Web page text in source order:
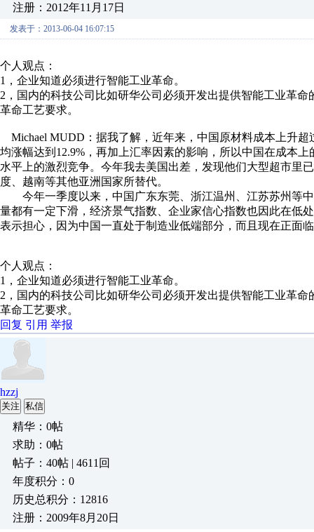
注册：2012年11月17日
发表于：2013-06-04 16:07:15
个人观点：
1，企业知道必须进行智能工业革命。
2，国内的科技公司比如研华公司必须开发出提供智能工业革
革命工艺要求。
Michael MUDD：据我了解，近年来，中国原材料成本上升超
均涨幅达到12.9%，再加上汇率因素的影响，所以中国在成本
水平上的激烈竞争。今年我去美国出差，发现他们大型超市里
度、越南等其他亚洲国家所替代。
今年一季度以来，中国广东东莞、浙江温州、江苏苏州等
量都有一定下滑，经济景气指数、企业家信心指数也因此在低
表示担心，因为中国一直处于制造业低端部分，而且现在正面
个人观点：
1，企业知道必须进行智能工业革命。
2，国内的科技公司比如研华公司必须开发出提供智能工业革
革命工艺要求。
回复 引用 举报
hzzj
关注 私信
精华：0帖
求助：0帖
帖子：40帖 | 4611回
年度积分：0
历史总积分：12816
注册：2009年8月20日